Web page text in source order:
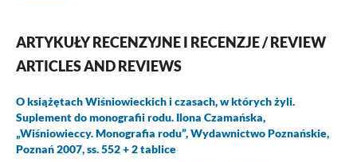
ARTYKUŁY RECENZYJNE I RECENZJE / REVIEW
ARTICLES AND REVIEWS
O książętach Wiśniowieckich i czasach, w których żyli.
Suplement do monografii rodu. Ilona Czamańska,
„Wiśniowieccy. Monografia rodu”, Wydawnictwo Poznańskie,
Poznań 2007, ss. 552 + 2 tablice